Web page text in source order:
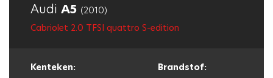
Audi A5 (2010)
Cabriolet 2.0 TFSI quattro S-edition
Kenteken:
Brandstof: